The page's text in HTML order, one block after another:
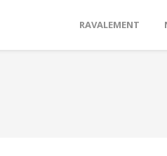
RAVALEMENT